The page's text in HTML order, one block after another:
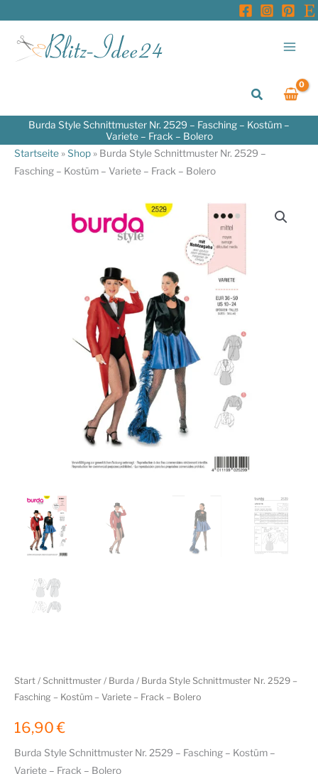
springen
Suchen
Burda Style Schnittmuster Nr. 2529 – Fasching – Kostüm –
Variete – Frack – Bolero
Startseite »Shop » Burda Style Schnittmuster Nr. 2529 –
Fasching – Kostüm – Variete – Frack – Bolero
Start / Schnittmuster / Burda / Burda Style Schnittmuster Nr. 2529 –
Fasching – Kostüm – Variete – Frack – Bolero
16,90€
Burda Style Schnittmuster Nr. 2529 – Fasching – Kostüm –
Variete – Frack – Bolero